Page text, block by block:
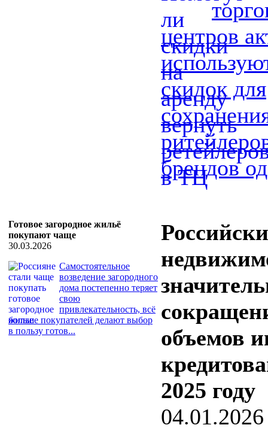
центров
скидок для
брендов
Готовое загородное жильё
покупают чаще
30.03.2026
Самостоятельное
возведение загородного
дома постепенно теряет
свою
привлекательность, всё
больше покупателей делают выбор
в пользу готов...
объемов
2025 году
04.01.2026